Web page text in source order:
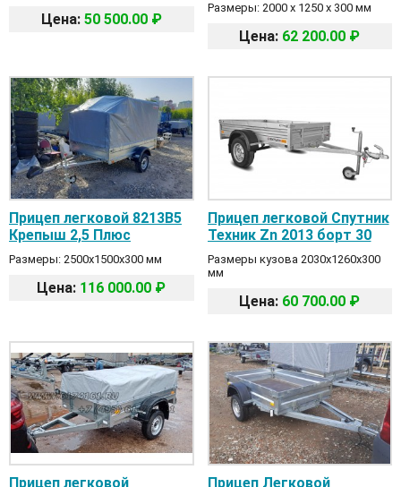
Цена: 50 500.00 ₽
Размеры: 2000 х 1250 х 300 мм
Цена: 62 200.00 ₽
Прицеп легковой 8213В5
Крепыш 2,5 Плюс
Размеры: 2500х1500х300 мм
Цена: 116 000.00 ₽
Прицеп легковой Спутник
Техник Zn 2013 борт 30
Размеры кузова 2030х1260х300
мм
Цена: 60 700.00 ₽
Прицеп легковой
Прицеп Легковой